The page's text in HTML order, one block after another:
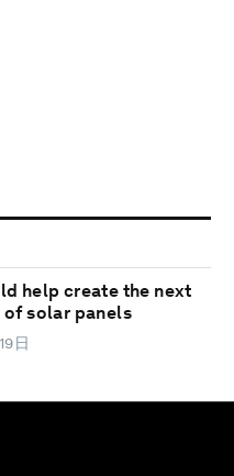
help create the next
of solar panels
日